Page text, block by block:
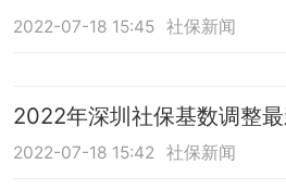
2022-07-18 15:45 社保新闻
2022年深圳社保基数调整
2022-07-18 15:42 社保新闻